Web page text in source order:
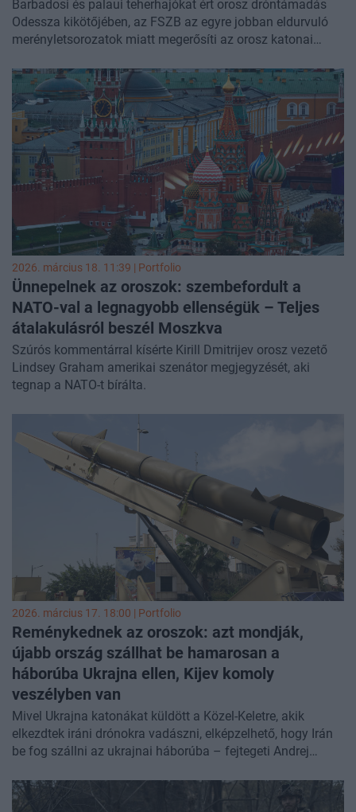
Barbadosi és palaui teherhajókat ért orosz dróntámadás
Odessza kikötőjében, az FSZB az egyre jobban eldurvuló
merényletsorozatok miatt megerősíti az orosz katonai
hadiipari komplexumok elleni támadásokat, melyekre
Moszkva drónzáporokkal válaszol. Cikkünk folyamatosan
frissül az orosz-ukrán háború legfontosabb híreivel.
2026. március 18. 11:39 | Portfolio
Ünnepelnek az oroszok: szembefordult a
NATO-val a legnagyobb ellenségük – Teljes
átalakulásról beszél Moszkva
Szúrós kommentárral kísérte Kirill Dmitrijev orosz vezető
Lindsey Graham amerikai szenátor megjegyzését, aki
tegnap a NATO-t bírálta.
2026. március 17. 18:00 | Portfolio
Reménykednek az oroszok: azt mondják,
újabb ország szállhat be hamarosan a
háborúba Ukrajna ellen, Kijev komoly
veszélyben van
Mivel Ukrajna katonákat küldött a Közel-Keletre, akik
elkezdtek iráni drónokra vadászni, elképzelhető, hogy Irán
be fog szállni az ukrajnai háborúba – fejtegeti Andrej